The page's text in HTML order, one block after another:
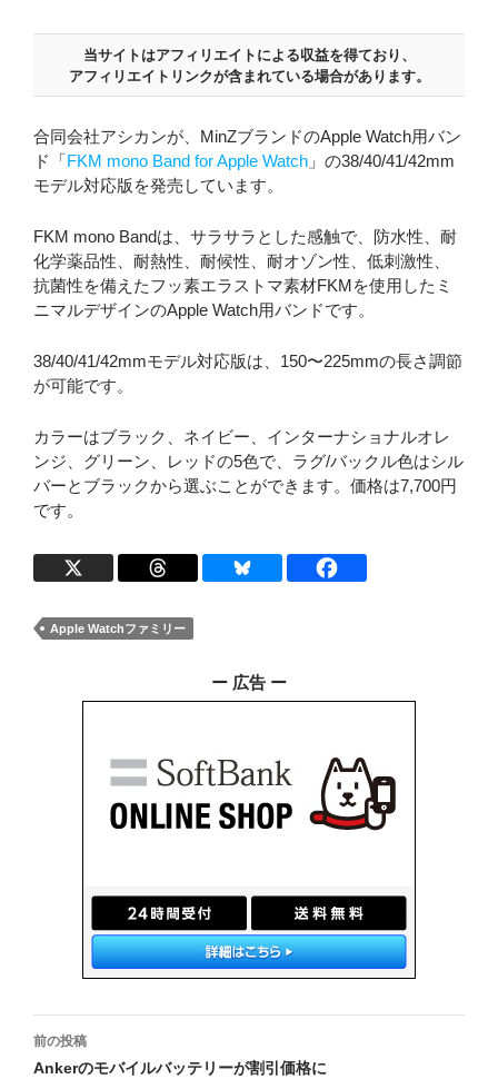
当サイトはアフィリエイトによる収益を得ており、
アフィリエイトリンクが含まれている場合があります。
合同会社アシカンが、MinZブランドのApple Watch用バン
ド「FKM mono Band for Apple Watch 」の38/40/41/42mm
モデル対応版を発売しています。
FKM mono Bandは、サラサラとした感触で、防水性、耐
化学薬品性、耐熱性、耐候性、耐オゾン性、低刺激性、
抗菌性を備えたフッ素エラストマ素材FKMを使用したミ
ニマルデザインのApple Watch用バンドです。
38/40/41/42mmモデル対応版は、150〜225mmの長さ調節
が可能です。
カラーはブラック、ネイビー、インターナショナルオレ
ンジ、グリーン、レッドの5色で、ラグ/バックル色はシル
バーとブラックから選ぶことができます。価格は7,700円
です。
Apple Watchファミリー
ー 広告 ー
投
稿
前の投稿
Ankerのモバイルバッテリーが割引価格に